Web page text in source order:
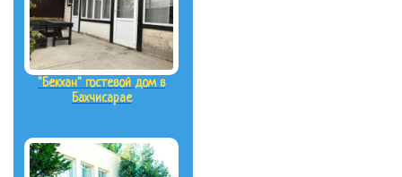
"Бекхан" гостевой дом в
Бахчисарае